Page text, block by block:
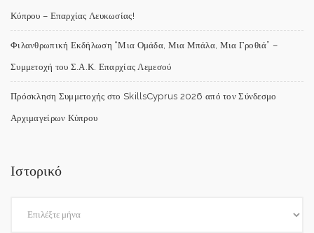
Κύπρου – Επαρχίας Λευκωσίας!
Φιλανθρωπική Εκδήλωση “Μια Ομάδα, Μια Μπάλα, Μια Γροθιά” –
Συμμετοχή του Σ.Α.Κ. Επαρχίας Λεμεσού
Πρόσκληση Συμμετοχής στο SkillsCyprus 2026 από τον Σύνδεσμο
Αρχιμαγείρων Κύπρου
Ιστορικό